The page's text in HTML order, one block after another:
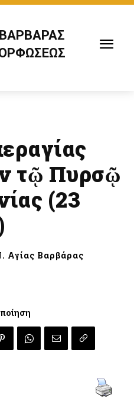
ΒΑΡΒΑΡΑΣ
τῷ Πυρσῷ
(23
Αγίας Βαρβάρας